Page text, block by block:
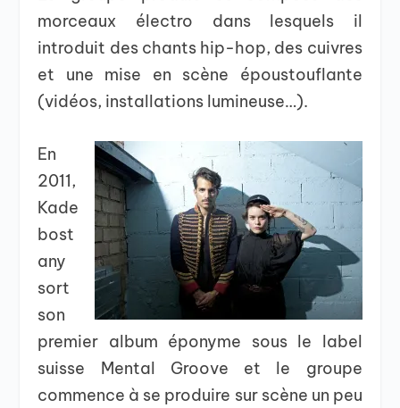
morceaux électro dans lesquels il
introduit des chants hip-hop, des cuivres
et une mise en scène époustouflante
(vidéos, installations lumineuse…).
En
2011,
Kade
bost
any
sort
son
premier album éponyme sous le label
suisse Mental Groove et le groupe
commence à se produire sur scène un peu